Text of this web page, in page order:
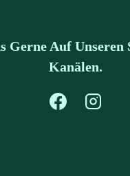
Gerne Auf Unseren
Kanälen.